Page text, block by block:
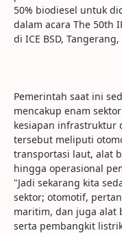
50% biodiesel untuk
dalam acara The 50th
di ICE BSD,
Pemerintah saat ini
mencakup enam
kesiapan infrastruktur
tersebut meliputi
transportasi laut, alat
hingga operasional
"Jadi sekarang kita
sektor; otomotif,
maritim, dan juga alat
serta pembangkit